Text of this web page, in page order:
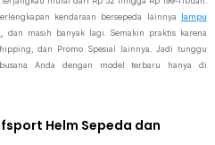
kendaraan bersepeda lainnya lampu
, dan masih banyak lagi. Semakin praktis karena
dan Promo Spesial lainnya. Jadi tunggu
Anda dengan model terbaru hanya di
Helm Sepeda dan